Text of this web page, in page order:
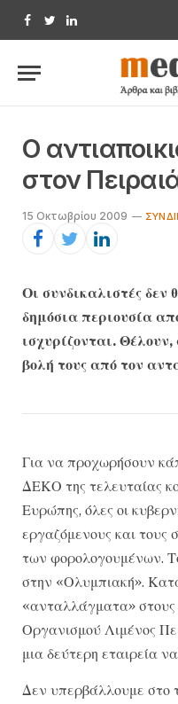
Facebook
TwitterLinkedIn
O
στον
15 Οκτωβρίου 2009
Οι συνδικαλιστές δεν
δημόσια περιουσία
ισχυρίζονται.
βολή τους από τον
Για να προχωρήσουν
ΔΕΚΟ της τελευταίας
Ευρώπης, όλες οι
εργαζόμενους και τους
των φορολογουμένων.
στην «Ολυμπιακή».
«ανταλλάγματα» στους
Οργανισμού Λιμένος
μια δεύτερη εταιρεία
Δεν υπερβάλλουμε στο